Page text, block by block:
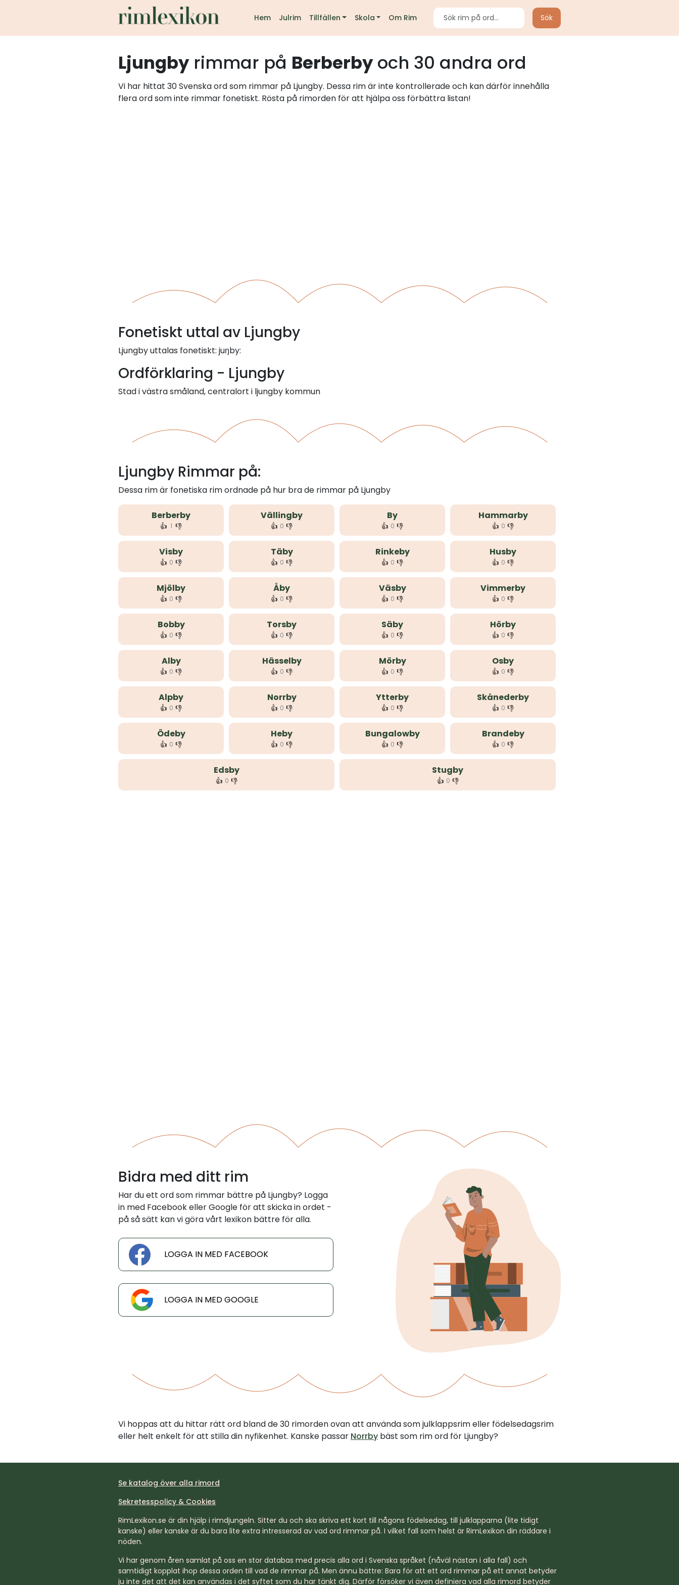
Hem Julrim Tillfällen Skola Om Rim Sök
Ljungbyrimmar på Berberbyoch 30 andra ord
Vi har hittat 30 Svenska ord som rimmar på Ljungby. Dessa rim är inte kontrollerade och kan därför innehålla
flera ord som inte rimmar fonetiskt. Rösta på rimorden för att hjälpa oss förbättra listan!
Fonetiskt uttal av Ljungby
Ljungby uttalas fonetiskt: juŋby:
Ordförklaring - Ljungby
Stad i västra småland, centralort i ljungby kommun
Ljungby Rimmar på:
Dessa rim är fonetiska rim ordnade på hur bra de rimmar på Ljungby
Berberby
👍 1 👎
Vällingby
👍 0 👎
By
👍 0 👎
Hammarby
👍 0 👎
Visby
👍 0 👎
Täby
👍 0 👎
Rinkeby
👍 0 👎
Husby
👍 0 👎
Mjölby
👍 0 👎
Åby
👍 0 👎
Väsby
👍 0 👎
Vimmerby
👍 0 👎
Bobby
👍 0 👎
Torsby
👍 0 👎
Säby
👍 0 👎
Hörby
👍 0 👎
Alby
👍 0 👎
Hässelby
👍 0 👎
Mörby
👍 0 👎
Osby
👍 0 👎
Alpby
👍 0 👎
Norrby
👍 0 👎
Ytterby
👍 0 👎
Skånederby
👍 0 👎
Ödeby
👍 0 👎
Heby
👍 0 👎
Bungalowby
👍 0 👎
Brandeby
👍 0 👎
Edsby
👍 0 👎
Stugby
👍 0 👎
Bidra med ditt rim
Har du ett ord som rimmar bättre på Ljungby? Logga
in med Facebook eller Google för att skicka in ordet -
på så sätt kan vi göra vårt lexikon bättre för alla.
LOGGA IN MED FACEBOOK
LOGGA IN MED GOOGLE
Vi hoppas att du hittar rätt ord bland de 30 rimorden ovan att använda som julklappsrim eller födelsedagsrim
eller helt enkelt för att stilla din nyfikenhet. Kanske passar Norrby bäst som rim ord för Ljungby?
Se katalog över alla rimord
Sekretesspolicy & Cookies
RimLexikon.se är din hjälp i rimdjungeln. Sitter du och ska skriva ett kort till någons födelsedag, till julklapparna (lite tidigt
kanske) eller kanske är du bara lite extra intresserad av vad ord rimmar på. I vilket fall som helst är RimLexikon din räddare i
nöden.
Vi har genom åren samlat på oss en stor databas med precis alla ord i Svenska språket (nåväl nästan i alla fall) och
samtidigt kopplat ihop dessa orden till vad de rimmar på. Men ännu bättre: Bara för att ett ord rimmar på ett annat betyder
ju inte det att det kan användas i det syftet som du har tänkt dig. Därför försöker vi även definiera vad alla rimord betyder